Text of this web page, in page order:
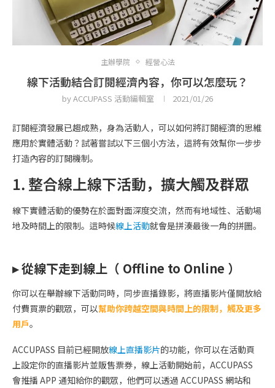
主辦學院 經營心法
線下活動結合訂閱經濟內容，你可以怎麼玩？
byACCUPASS 活動編輯室 2021/01/26
訂閱經濟發展已趨成熟，身為活動人，可以如何將訂閱經濟的思維
應用於實體活動？試著嘗試以下三個小方法，這將有效幫你一步步
打造內容的訂閱機制。
1. 整合線上線下活動，擴大觸及群眾
線下實體活動的優勢在於面對面深度交流，然而有地域性、活動場
地及時間上的限制。這時候線上活動就會是拼湊最後一角的拼圖。
▸ 從線下走到線上（ Offline to Online ）
你可以在舉辦線下活動同時，同步直播錄影，將直播影片僅開放給
付費買票的觀眾，可以幫助你跨越空間與時間上的限制，觸及更多
用戶。
ACCUPASS 目前已經開放線上直播影片的功能，你可以在活動頁
上設定你的直播影片並販售票券，線上活動開始前，ACCUPASS
會推播 APP 通知給你的觀眾，他們可以透過 ACCUPASS 網站和